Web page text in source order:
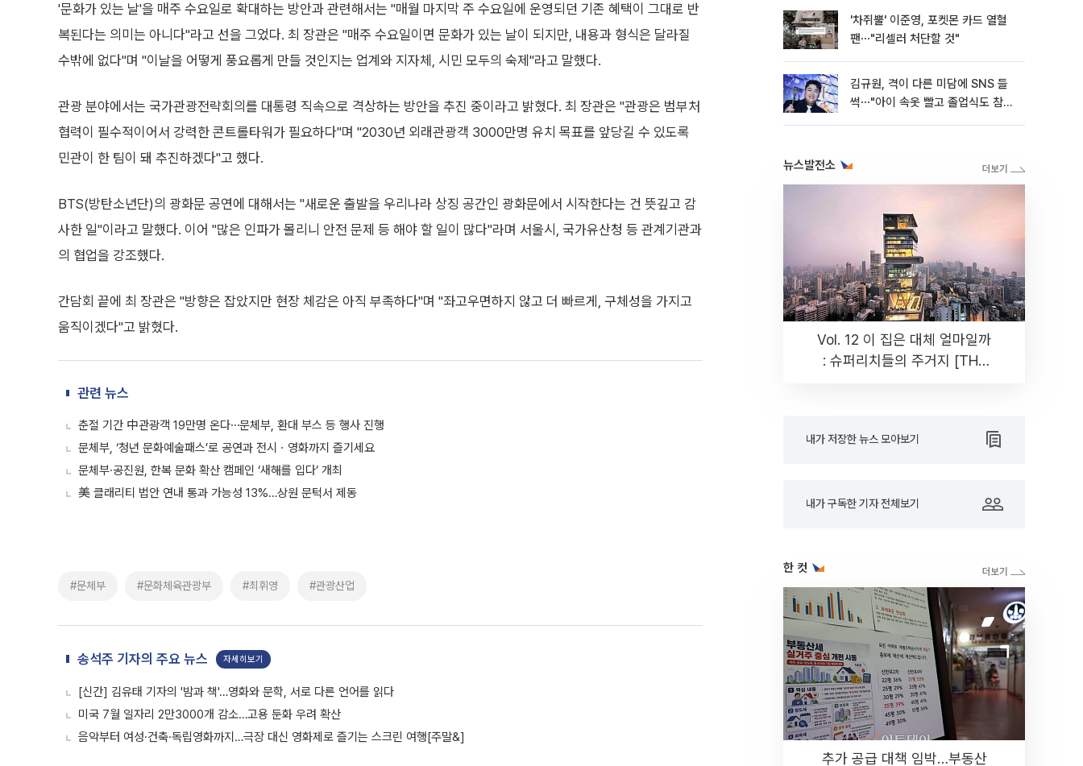
'문화가 있는 날'을 매주 수요일로 확대하는 방안과 관련해서는 "매월 마지막 주 수요일에 운영되던 기존 혜택이 그대로 반
복된다는 의미는 아니다"라고 선을 그었다. 최 장관은 "매주 수요일이면 문화가 있는 날이 되지만, 내용과 형식은 달라질
수밖에 없다"며 "이날을 어떻게 풍요롭게 만들 것인지는 업계와 지자체, 시민 모두의 숙제"라고 말했다.
관광 분야에서는 국가관광전략회의를 대통령 직속으로 격상하는 방안을 추진 중이라고 밝혔다. 최 장관은 "관광은 범부처
협력이 필수적이어서 강력한 콘트롤타워가 필요하다"며 "2030년 외래관광객 3000만명 유치 목표를 앞당길 수 있도록
민관이 한 팀이 돼 추진하겠다"고 했다.
BTS(방탄소년단)의 광화문 공연에 대해서는 "새로운 출발을 우리나라 상징 공간인 광화문에서 시작한다는 건 뜻깊고 감
사한 일"이라고 말했다. 이어 "많은 인파가 몰리니 안전 문제 등 해야 할 일이 많다"라며 서울시, 국가유산청 등 관계기관과
의 협업을 강조했다.
간담회 끝에 최 장관은 "방향은 잡았지만 현장 체감은 아직 부족하다"며 "좌고우면하지 않고 더 빠르게, 구체성을 가지고
움직이겠다"고 밝혔다.
관련 뉴스
춘절 기간 中관광객 19만명 온다⋯문체부, 환대 부스 등 행사 진행
문체부, ‘청년 문화예술패스’로 공연과 전시ㆍ영화까지 즐기세요
문체부·공진원, 한복 문화 확산 캠페인 ‘새해를 입다’ 개최
美 클래리티 법안 연내 통과 가능성 13%…상원 문턱서 제동
#문체부 #문화체육관광부 #최휘영 #관광산업
송석주 기자의 주요 뉴스 자세히보기
[신간] 김유태 기자의 '밤과 책'…영화와 문학, 서로 다른 언어를 읽다
미국 7월 일자리 2만3000개 감소…고용 둔화 우려 확산
음악부터 여성·건축·독립영화까지…극장 대신 영화제로 즐기는 스크린 여행[주말&]
'차쥐뿔' 이준영, 포켓몬 카드 열혈
팬⋯"리셀러 처단할 것"
김규원, 격이 다른 미담에 SNS 들
썩⋯"아이 속옷 빨고 졸업식도 참
뉴스발전소
Vol. 12 이 집은 대체 얼마일까
: 슈퍼리치들의 주거지 [THE
내가 저장한 뉴스 모아보기
내가 구독한 기자 전체보기
한 컷
추가 공급 대책 임박…부동산